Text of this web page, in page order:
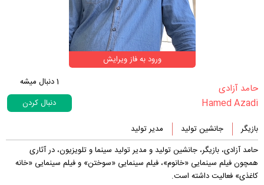
ورود به فاز ویرایش
‏حامد آزادی‏
Hamed Azadi
1دنبال میشه
دنبال کردن
بازیگر
جانشین تولید
مدیر تولید
حامد آزادی، بازیگر، جانشین تولید و مدیر تولید سینما و تلویزیون، در آثاری
همچون فیلم سینمایی «خانوم»، فیلم سینمایی «سوختن» و فیلم سینمایی «خانه
كاغذی» فعالیت داشته است.